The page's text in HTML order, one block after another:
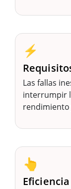
⚡
Las fallas
interrumpir
rendimiento
👆